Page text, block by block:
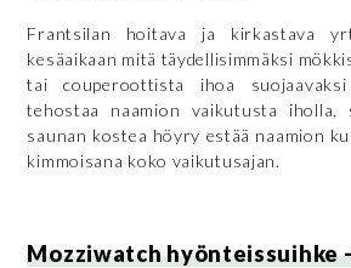
Frantsilan hoitava ja kirkastava
kesäaikaan mitä täydellisimmäksi
tai couperoottista ihoa suojaavaksi
tehostaa naamion vaikutusta iholla,
saunan kostea höyry estää naamion
kimmoisana koko vaikutusajan.
Mozziwatch hyönteissuihke